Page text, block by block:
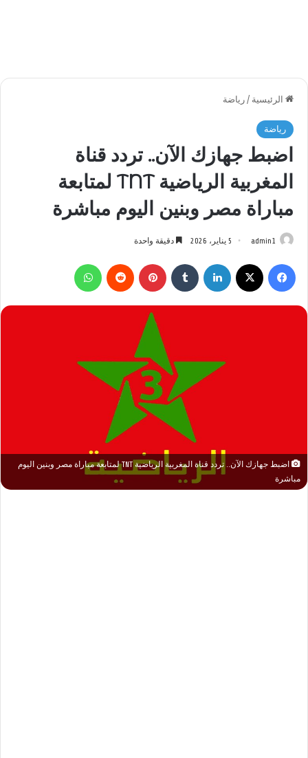
الرئيسية / رياضة
رياضة
اضبط جهازك الآن.. تردد قناة
المغربية الرياضية TNT لمتابعة
مباراة مصر وبنين اليوم مباشرة
admin1 5 يناير، 2026 دقيقة واحدة
فيسبوك لينكدإن بينتيريست
اضبط جهازك الآن.. تردد قناة المغربية الرياضية TNT لمتابعة مباراة مصر وبنين اليوم
مباشرة